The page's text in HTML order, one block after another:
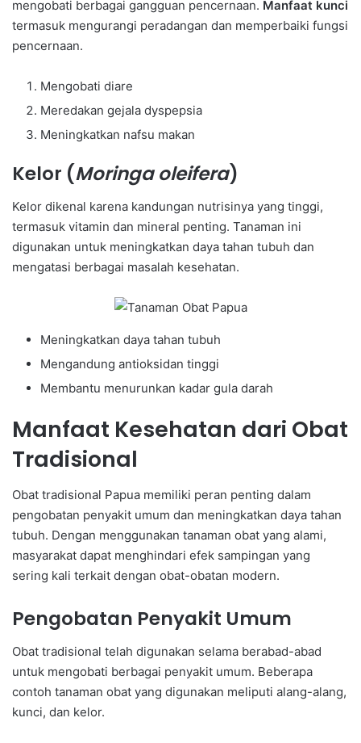
mengobati berbagai gangguan pencernaan. Manfaat kunci
termasuk mengurangi peradangan dan memperbaiki fungsi
pencernaan.
Mengobati diare
Meredakan gejala dyspepsia
Meningkatkan nafsu makan
Kelor (Moringa oleifera)
Kelor dikenal karena kandungan nutrisinya yang tinggi,
termasuk vitamin dan mineral penting. Tanaman ini
digunakan untuk meningkatkan daya tahan tubuh dan
mengatasi berbagai masalah kesehatan.
Meningkatkan daya tahan tubuh
Mengandung antioksidan tinggi
Membantu menurunkan kadar gula darah
Manfaat Kesehatan dari Obat
Tradisional
Obat tradisional Papua memiliki peran penting dalam
pengobatan penyakit umum dan meningkatkan daya tahan
tubuh. Dengan menggunakan tanaman obat yang alami,
masyarakat dapat menghindari efek sampingan yang
sering kali terkait dengan obat-obatan modern.
Pengobatan Penyakit Umum
Obat tradisional telah digunakan selama berabad-abad
untuk mengobati berbagai penyakit umum. Beberapa
contoh tanaman obat yang digunakan meliputi alang-alang,
kunci, dan kelor.